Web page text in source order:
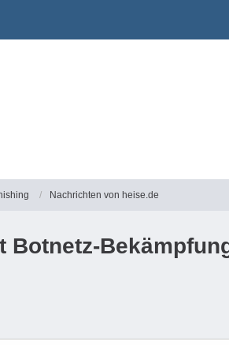
Nachrichten von heise.de
Botnetz-